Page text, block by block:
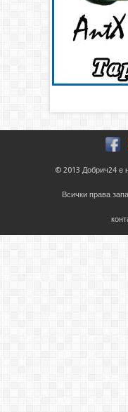
© 2013 Добрич24 е
Всички права